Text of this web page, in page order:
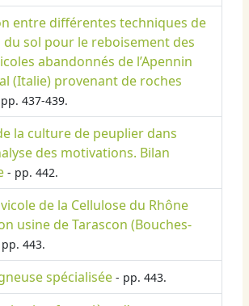
entre différentes techniques de
sol pour le reboisement des
abandonnés de l’Apennin
(Italie) provenant de roches
437-439.
la culture de peuplier dans
des motivations. Bilan
- pp. 442.
de la Cellulose du Rhône
usine de Tarascon (Bouches-
443.
spécialisée - pp. 443.